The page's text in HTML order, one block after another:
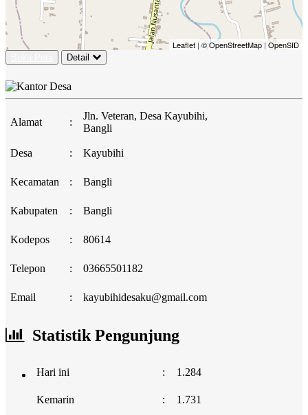
Leaflet | © OpenStreetMap | OpenSID
Detail
Alamat :
Jln. Veteran, Desa Kayubihi,
Bangli
Desa : Kayubihi
Kecamatan : Bangli
Kabupaten : Bangli
Kodepos : 80614
Telepon : 03665501182
Email : kayubihidesaku@gmail.com
Statistik Pengunjung
Hari ini : 1.284
Kemarin : 1.731